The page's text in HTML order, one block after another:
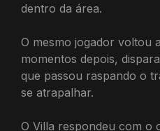
dentro da área.
O mesmo jogador voltou
momentos depois,
que passou raspando o
se atrapalhar.
O Villa respondeu com o